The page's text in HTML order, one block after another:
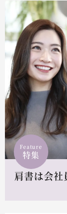
Feature
特集
肩書は会社